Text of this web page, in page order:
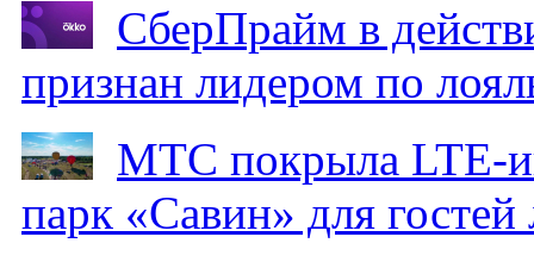
СберПрайм в
признан лидером по
МТС покрыла LTE-
парк «Савин» для гостей